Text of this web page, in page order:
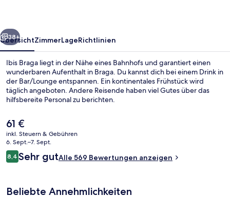
Weiter
38+
ÜbersichtZimmerLageRichtlinien
Ibis Braga liegt in der Nähe eines Bahnhofs und garantiert einen
wunderbaren Aufenthalt in Braga. Du kannst dich bei einem Drink in
der Bar/Lounge entspannen. Ein kontinentales Frühstück wird
täglich angeboten. Andere Reisende haben viel Gutes über das
hilfsbereite Personal zu berichten.
Der
aktuelle
Preis
beträgt
61 €.
61 €
inkl. Steuern & Gebühren
6. Sept.–7. Sept.
Bewertungen
8,48,4 von 10.
Sehr gutAlle 569 Bewertungen anzeigen
Beliebte Annehmlichkeiten